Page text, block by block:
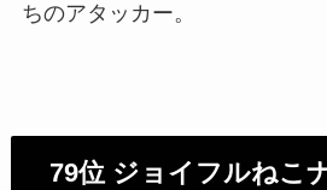
ちのアタッカー。
79位 ジョイフルねこ